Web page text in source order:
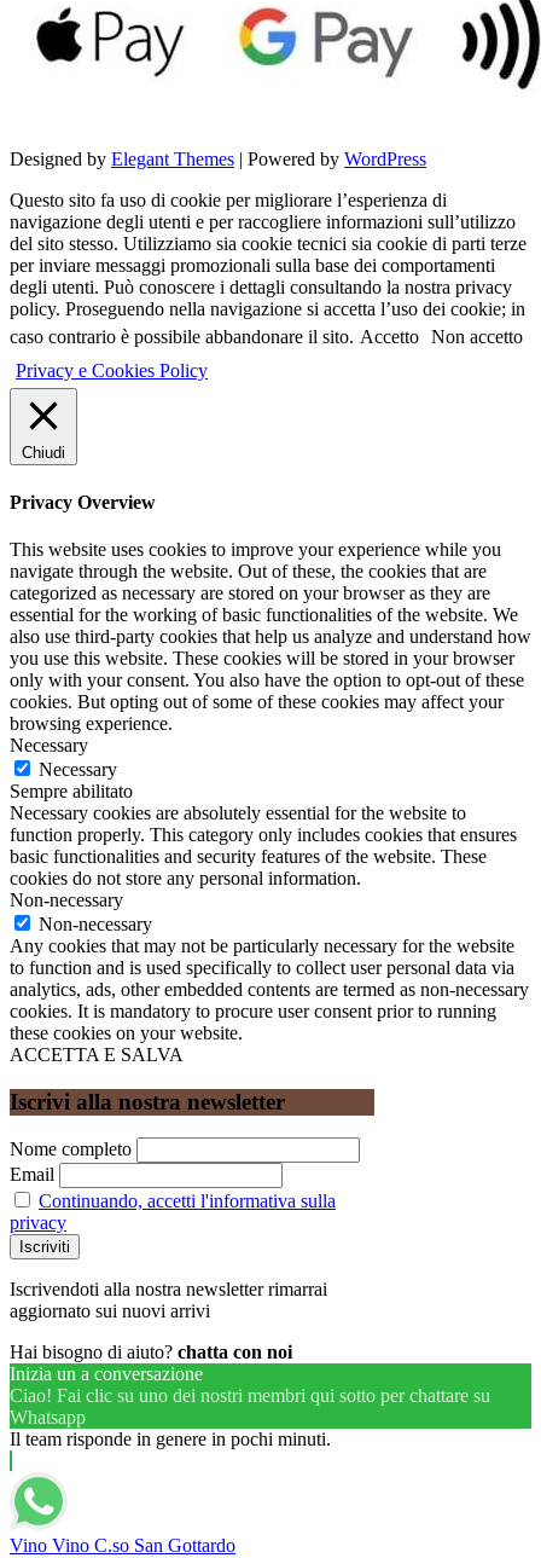
Designed by Elegant Themes | Powered by WordPress
Questo sito fa uso di cookie per migliorare l’esperienza di
navigazione degli utenti e per raccogliere informazioni sull’utilizzo
del sito stesso. Utilizziamo sia cookie tecnici sia cookie di parti terze
per inviare messaggi promozionali sulla base dei comportamenti
degli utenti. Può conoscere i dettagli consultando la nostra privacy
policy. Proseguendo nella navigazione si accetta l’uso dei cookie; in
caso contrario è possibile abbandonare il sito. Accetto Non accetto
Privacy e Cookies Policy
Chiudi
Privacy Overview
This website uses cookies to improve your experience while you
navigate through the website. Out of these, the cookies that are
categorized as necessary are stored on your browser as they are
essential for the working of basic functionalities of the website. We
also use third-party cookies that help us analyze and understand how
you use this website. These cookies will be stored in your browser
only with your consent. You also have the option to opt-out of these
cookies. But opting out of some of these cookies may affect your
browsing experience.
Necessary
Necessary
Sempre abilitato
Necessary cookies are absolutely essential for the website to
function properly. This category only includes cookies that ensures
basic functionalities and security features of the website. These
cookies do not store any personal information.
Non-necessary
Non-necessary
Any cookies that may not be particularly necessary for the website
to function and is used specifically to collect user personal data via
analytics, ads, other embedded contents are termed as non-necessary
cookies. It is mandatory to procure user consent prior to running
these cookies on your website.
ACCETTA E SALVA
Iscrivi alla nostra newsletter
Nome completo
Email
Continuando, accetti l'informativa sulla
privacy
Iscrivendoti alla nostra newsletter rimarrai
aggiornato sui nuovi arrivi
Hai bisogno di aiuto? chatta con noi
Inizia un a conversazione
Ciao! Fai clic su uno dei nostri membri qui sotto per chattare su
Whatsapp
Il team risponde in genere in pochi minuti.
Vino Vino C.so San Gottardo